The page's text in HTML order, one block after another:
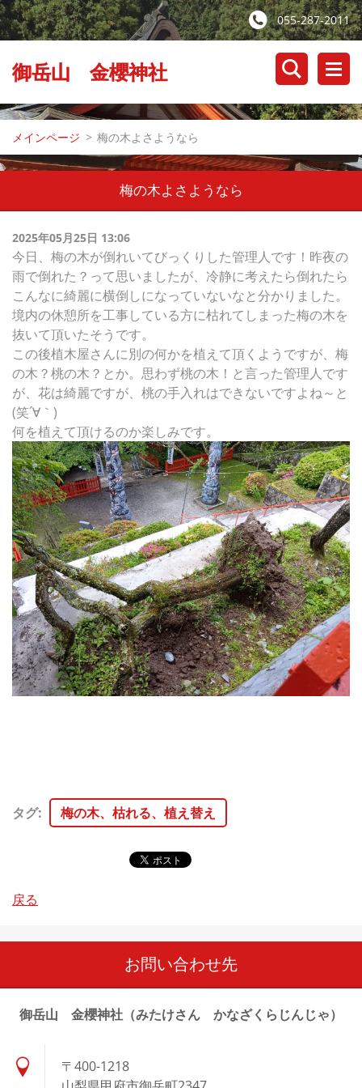
055-287-2011
御岳山 金櫻神社
メインページ > 梅の木よさようなら
梅の木よさようなら
2025年05月25日 13:06
今日、梅の木が倒れいてびっくりした管理人です！昨夜の
雨で倒れた？って思いましたが、冷静に考えたら倒れたら
こんなに綺麗に横倒しになっていないなと分かりました。
境内の休憩所を工事している方に枯れてしまった梅の木を
抜いて頂いたそうです。
この後植木屋さんに別の何かを植えて頂くようですが、梅
の木？桃の木？とか。思わず桃の木！と言った管理人です
が、花は綺麗ですが、桃の手入れはできないですよね～と
(笑´∀｀)
何を植えて頂けるのか楽しみです。
タグ: 梅の木、枯れる、植え替え
戻る
お問い合わせ先
御岳山 金櫻神社（みたけさん かなざくらじんじゃ）
〒400-1218